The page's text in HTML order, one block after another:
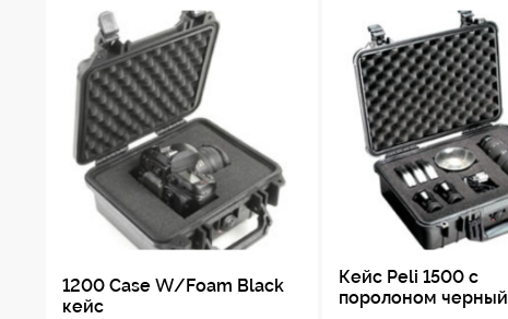
1200 Case W/Foam Black
кейс
Кейс Peli 1500 с
поролоном черный